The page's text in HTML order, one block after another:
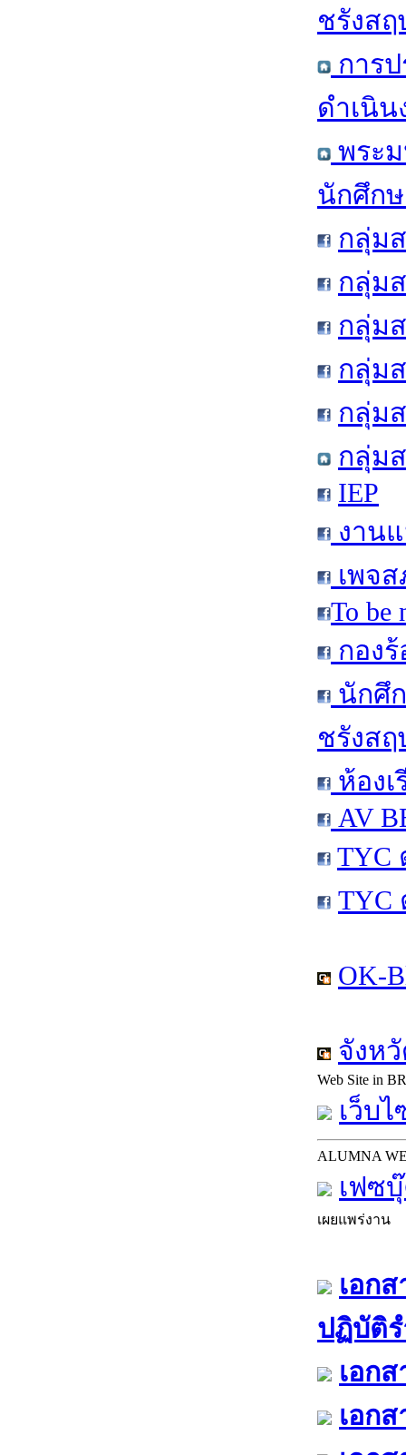
ชรังส
การ
ดำเนิน
พระ
นักศึก
กลุ่ม
กลุ่ม
กลุ่ม
กลุ่ม
กลุ่ม
กลุ่ม
IEP
งาน
เพจ
To be
กอง
นักศึ
ชรังส
ห้อง
AV
TYC
TYC
OK-
จังห
Web Site in
เว็บ
ALUMNA
เฟซ
เผยแพร่งาน
เอก
ปฏิบัติ
เอก
เอก